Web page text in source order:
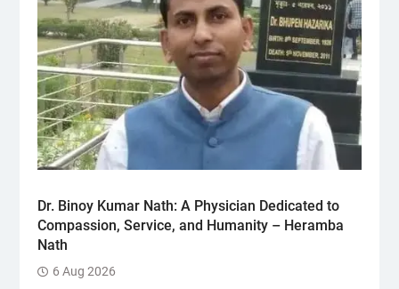
Dr. Binoy Kumar Nath: A Physician Dedicated to
Compassion, Service, and Humanity – Heramba
Nath
6 Aug 2026